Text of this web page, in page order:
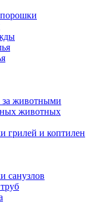
за животными
животных
грилей и коптилен
санузлов